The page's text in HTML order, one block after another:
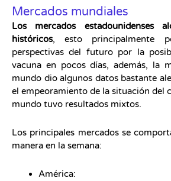
Mercados mundiales
Los mercados estadounidenses
históricos, esto principalmente
perspectivas del futuro por la
vacuna en pocos días, además, la
mundo dio algunos datos bastante
el empeoramiento de la situación del
mundo tuvo resultados mixtos.
Los principales mercados se
manera en la semana:
América: